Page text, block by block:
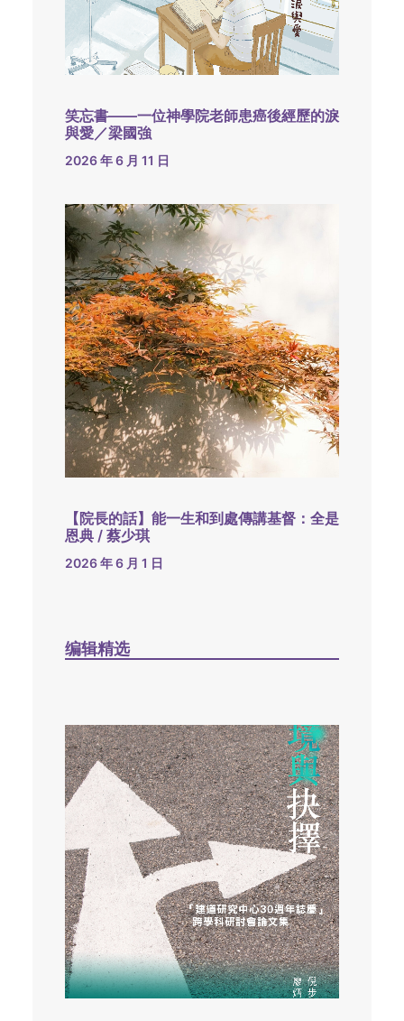
笑忘書——一位神學院老師患癌後經歷的淚
與愛／梁國強
2026 年 6 月 11 日
【院長的話】能一生和到處傳講基督：全是
恩典 / 蔡少琪
2026 年 6 月 1 日
编辑精选